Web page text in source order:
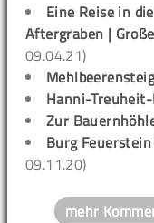
Eine Reise in
Aftergraben |
09.04.21)
Mehlbeerensteig
Hanni-
Zur
Burg
09.11.20)
mehr